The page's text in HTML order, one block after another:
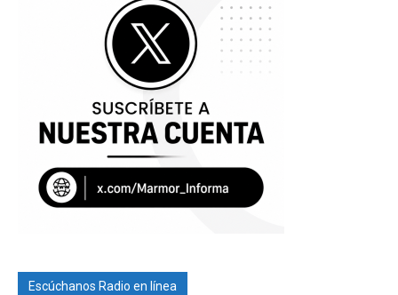
Escúchanos Radio en línea